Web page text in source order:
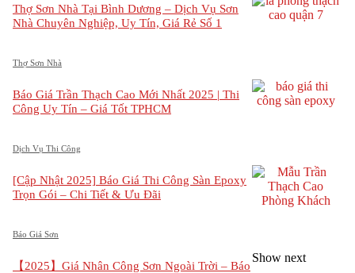
Thợ Sơn Nhà Tại Bình Dương – Dịch Vụ Sơn
Nhà Chuyên Nghiệp, Uy Tín, Giá Rẻ Số 1
Thợ Sơn Nhà
Báo Giá Trần Thạch Cao Mới Nhất 2025 | Thi
Công Uy Tín – Giá Tốt TPHCM
Dịch Vụ Thi Công
[Cập Nhật 2025] Báo Giá Thi Công Sàn Epoxy
Trọn Gói – Chi Tiết & Ưu Đãi
Báo Giá Sơn
【2025】Giá Nhân Công Sơn Ngoài Trời – Báo
Show next